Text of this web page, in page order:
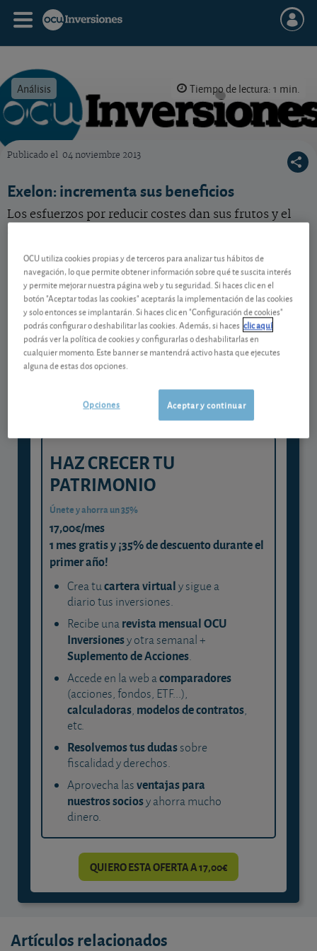
Análisis Tiempo de lectura: 1 min.
Publicado el 04 noviembre 2013
Exelon: incrementa sus beneficios
Los esfuerzos por reducir costes dan sus frutos y el
Contenido reservado a SOCIOS
Gestiona tu dinero con visión
experta
y consigue que cada euro trabaje
HAZ CRECER TU
PATRIMONIO
Únete y ahorra un 35%
17,00€/mes
1 mes gratis y ¡35% de descuento durante el
primer año!
Crea tucartera virtualy sigue a
diario tus inversiones.
Recibe unarevista mensual OCU
Inversionesy otra semanal +
Suplemento de Acciones.
Accede en la web acomparadores
(acciones, fondos, ETF...),
calculadoras, modelos de contratos,
etc.
Resolvemos tus dudassobre
fiscalidad y derechos.
Aprovecha lasventajas para
nuestros sociosy ahorra mucho
dinero.
QUIERO ESTA OFERTA A 17,00€
Artículos relacionados
OCU utiliza cookies propias y de terceros para analizar tus hábitos de
navegación, lo que permite obtener información sobre qué te suscita interés
y permite mejorar nuestra página web y tu seguridad. Si haces clic en el
botón "Aceptar todas las cookies" aceptarás la implementación de las cookies
y solo entonces se implantarán. Si haces clic en "Configuración de cookies"
podrás configurar o deshabilitar las cookies. Además, si haces clic aquí
podrás ver la política de cookies y configurarlas o deshabilitarlas en
cualquier momento. Este banner se mantendrá activo hasta que ejecutes
alguna de estas dos opciones.
Aceptar y continuar
Opciones